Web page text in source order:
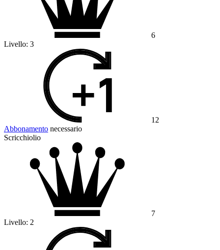
6
Livello: 3
12
Abbonamento necessario
Scricchiolio
7
Livello: 2